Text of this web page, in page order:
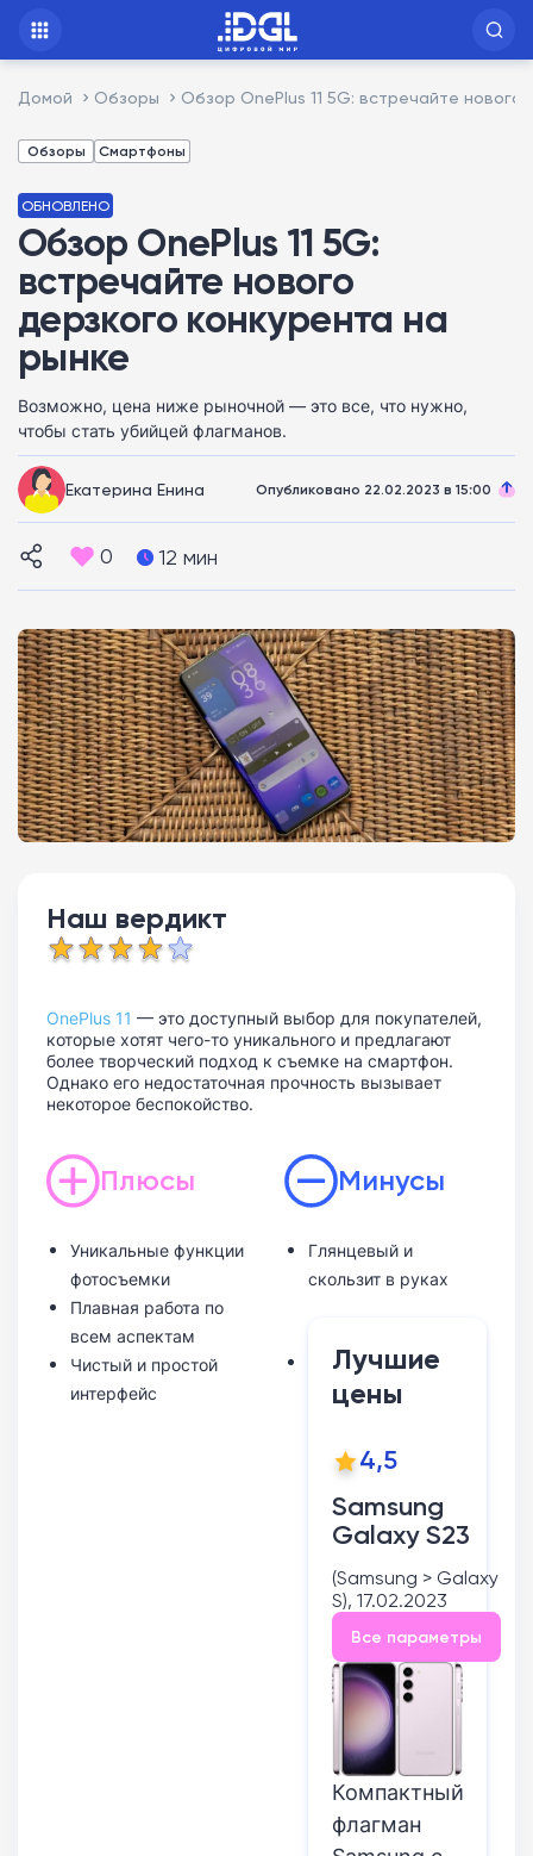
Домой Обзоры Обзор OnePlus 11 5G: встречайте нового
Обзоры Смартфоны
ОБНОВЛЕНО
Обзор OnePlus 11 5G:
встречайте нового
дерзкого конкурента на
рынке
Возможно, цена ниже рыночной — это все, что нужно,
чтобы стать убийцей флагманов.
Екатерина Енина Опубликовано 22.02.2023 в 15:00
0 12 мин
Наш вердикт
OnePlus 11 — это доступный выбор для покупателей,
которые хотят чего-то уникального и предлагают
более творческий подход к съемке на смартфон.
Однако его недостаточная прочность вызывает
некоторое беспокойство.
Плюсы
Уникальные функции
фотосъемки
Плавная работа по
всем аспектам
Чистый и простой
интерфейс
Минусы
Глянцевый и
скользит в руках
Лучшие
цены
4,5
Samsung
Galaxy S23
(Samsung > Galaxy
S), 17.02.2023
Все параметры
Компактный
флагман